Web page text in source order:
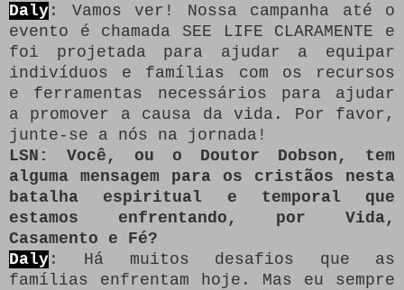
Daly : Vamos ver!
Nossa campanha até o
evento é chamada SEE LIFE CLARAMENTE e
foi projetada para ajudar a equipar
indivíduos e famílias com os recursos
e ferramentas necessários para ajudar
a promover a causa da vida.
Por favor,
junte-se a nós na jornada!
LSN: Você, ou o Doutor Dobson, tem
alguma mensagem para os cristãos nesta
batalha espiritual e temporal que
estamos enfrentando, por Vida,
Casamento e Fé?
Daly : Há muitos desafios que as
famílias enfrentam hoje.
Mas eu sempre